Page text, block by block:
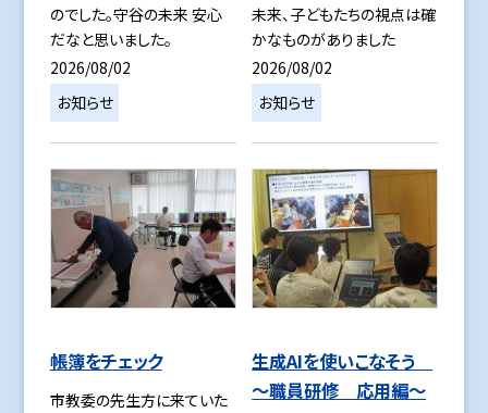
のでした。守谷の未来 安心
だなと思いました。
2026/08/02
お知らせ
未来、子どもたちの視点は確
かなものがありました
2026/08/02
お知らせ
帳簿をチェック
市教委の先生方に来ていた
生成AIを使いこなそう
～職員研修 応用編～